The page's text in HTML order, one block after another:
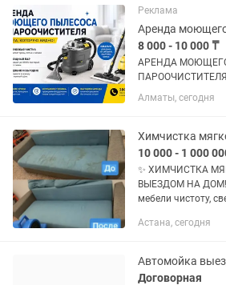
Продление
Реклама
8 000 - 10 000 ₸
АРЕНДА
ПАРООЧИСТИТЕЛЯ
аренду
глубокой чистки
химчистки
матрасов •...
Алматы, сегодня
10 000 - 1 000
✨ ХИМЧИСТКА
ВЫЕЗДОМ НА ДОМ! ✨ Вернём
мебели чистоту,
мягкую мебель от
Астана, сегодня
Автомойка
Договорная